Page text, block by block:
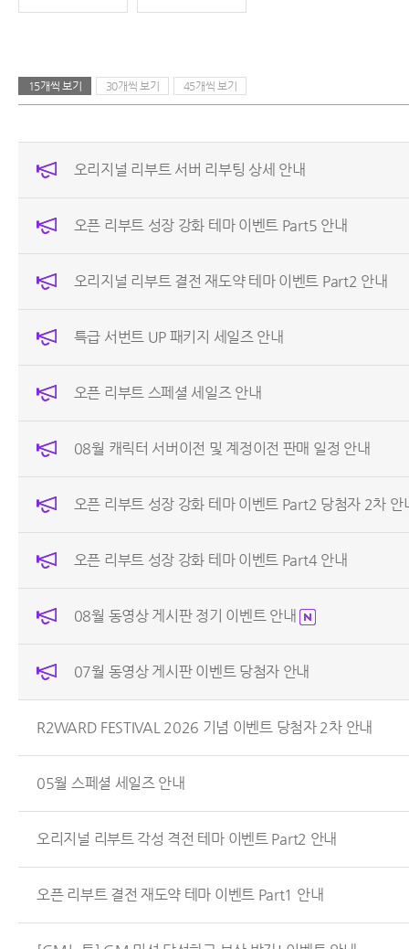
15개씩 보기 30개씩 보기 45개씩 보기
오리지널 리부트 서버 리부팅 상세 안내
오픈 리부트 성장 강화 테마 이벤트 Part5 안내
오리지널 리부트 결전 재도약 테마 이벤트 Part2 안내
특급 서번트 UP 패키지 세일즈 안내
오픈 리부트 스페셜 세일즈 안내
08월 캐릭터 서버이전 및 계정이전 판매 일정 안내
오픈 리부트 성장 강화 테마 이벤트 Part2 당첨자 2차 안
오픈 리부트 성장 강화 테마 이벤트 Part4 안내
08월 동영상 게시판 정기 이벤트 안내
07월 동영상 게시판 이벤트 당첨자 안내
R2WARD FESTIVAL 2026 기념 이벤트 당첨자 2차 안내
05월 스페셜 세일즈 안내
오리지널 리부트 각성 격전 테마 이벤트 Part2 안내
오픈 리부트 결전 재도약 테마 이벤트 Part1 안내